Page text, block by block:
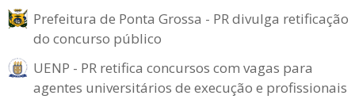
Prefeitura de Ponta Grossa - PR divulga retificação
do concurso público
UENP - PR retifica concursos com vagas para
agentes universitários de execução e profissionais